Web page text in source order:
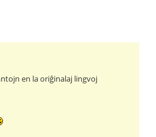
en la oriĝinalaj lingvoj